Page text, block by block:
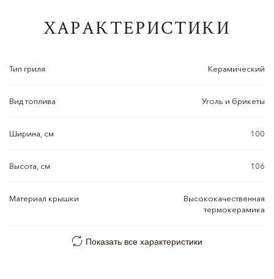
ХАРАКТЕРИСТИКИ
Тип гриля Керамический
Вид топлива Уголь и брикеты
Ширина, см 100
Высота, см 106
Материал крышки
Высококачественная
термокерамика
Показать все характеристики